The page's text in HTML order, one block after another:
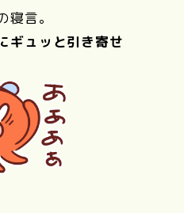
言。
ギュッと引き寄せ